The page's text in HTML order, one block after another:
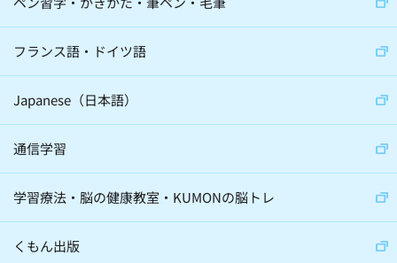
フランス語・ドイツ語
Japanese（日本語）
通信学習
学習療法・脳の健康教室・KUMONの脳トレ
くもん出版